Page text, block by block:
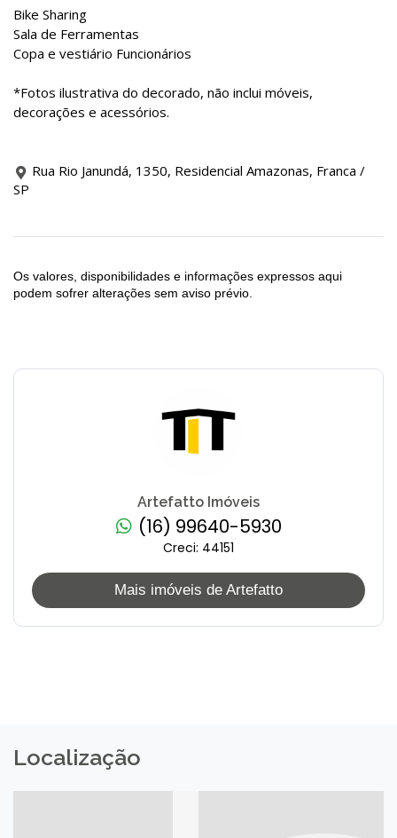
Bike Sharing
Sala de Ferramentas
Copa e vestiário Funcionários
*Fotos ilustrativa do decorado, não inclui móveis,
decorações e acessórios.
Rua Rio Janundá, 1350, Residencial Amazonas, Franca /
SP
Os valores, disponibilidades e informações expressos aqui
podem sofrer alterações sem aviso prévio.
Artefatto Imóveis
(16) 99640-5930
Creci: 44151
Mais imóveis de Artefatto
Localização